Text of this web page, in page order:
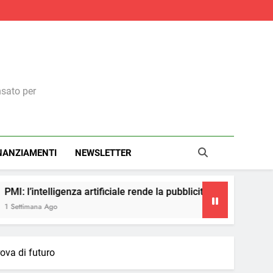
per
NEWSLETTER
rende la pubblicità più accessibile
di futuro